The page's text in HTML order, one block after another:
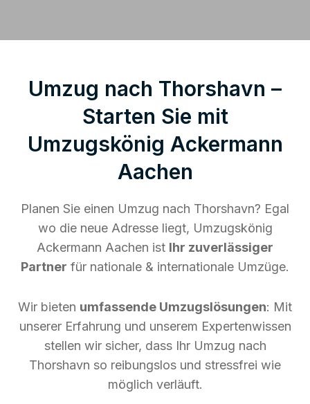
Umzug nach Thorshavn –
Starten Sie mit
Umzugskönig Ackermann
Aachen
Planen Sie einen Umzug nach Thorshavn? Egal
wo die neue Adresse liegt, Umzugskönig
Ackermann Aachen ist Ihr zuverlässiger
Partner für nationale & internationale Umzüge.
Wir bieten umfassende Umzugslösungen: Mit
unserer Erfahrung und unserem Expertenwissen
stellen wir sicher, dass Ihr Umzug nach
Thorshavn so reibungslos und stressfrei wie
möglich verläuft.